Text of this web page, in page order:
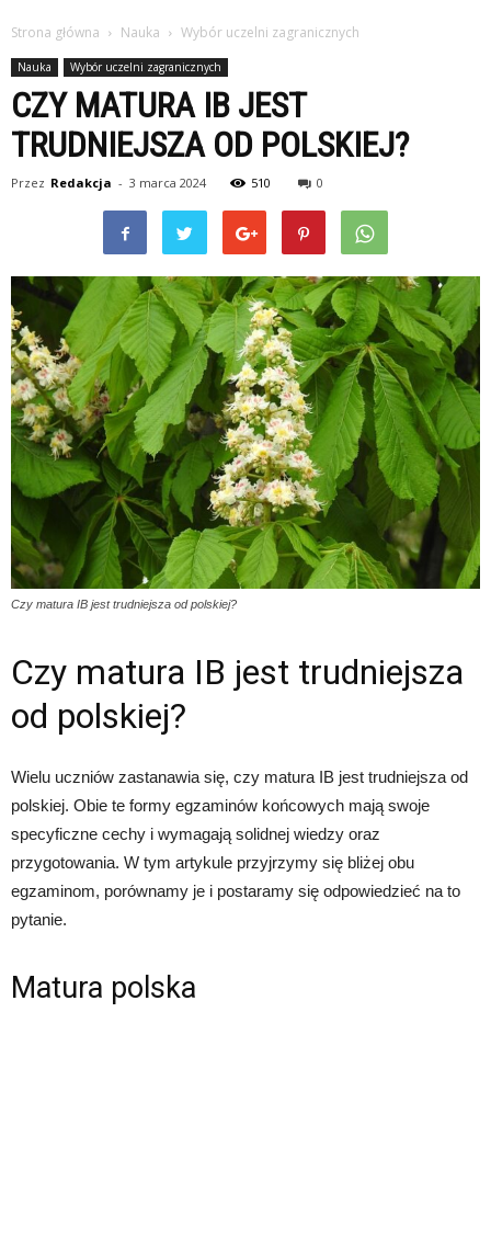
Strona główna Nauka Wybór uczelni zagranicznych
Nauka Wybór uczelni zagranicznych
CZY MATURA IB JEST
TRUDNIEJSZA OD POLSKIEJ?
Przez Redakcja - 3 marca 2024 510 0
Czy matura IB jest trudniejsza od polskiej?
Czy matura IB jest trudniejsza
od polskiej?
Wielu uczniów zastanawia się, czy matura IB jest trudniejsza od
polskiej. Obie te formy egzaminów końcowych mają swoje
specyficzne cechy i wymagają solidnej wiedzy oraz
przygotowania. W tym artykule przyjrzymy się bliżej obu
egzaminom, porównamy je i postaramy się odpowiedzieć na to
pytanie.
Matura polska